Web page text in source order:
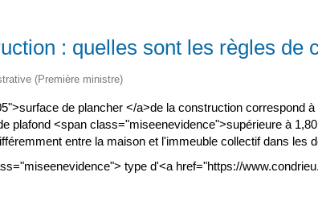
: quelles sont les règles de
(Première ministre)
de plancher </a>de la construction correspond
plafond <span class="miseenevidence">supérieure à
entre la maison et l'immeuble collectif dans les
type d'<a href="https://